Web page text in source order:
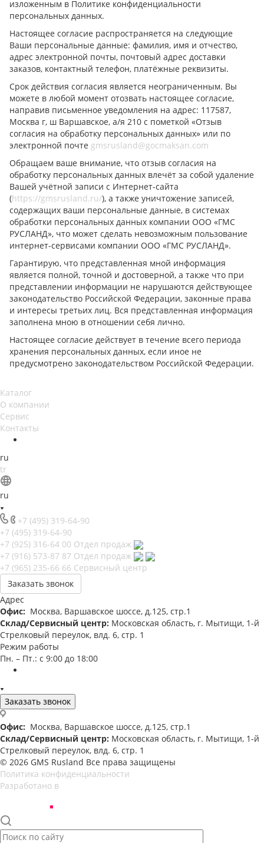
изложенным в Политике конфиденциальности
персональных данных.
Настоящее согласие распространяется на следующие
Ваши персональные данные: фамилия, имя и отчество,
адрес электронной почты, почтовый адрес доставки
заказов, контактный телефон, платёжные реквизиты.
Срок действия согласия является неограниченным. Вы
можете в любой момент отозвать настоящее согласие,
направив письменное уведомления на адрес: 117587,
Москва г, ш Варшавское, а/я 210 с пометкой «Отзыв
согласия на обработку персональных данных» или по
электронной почте gmsrusland@gocmaksan.com
Обращаем ваше внимание, что отзыв согласия на
обработку персональных данных влечёт за собой удаление
Вашей учётной записи с Интернет-сайта
(https://gmsrusland.ru/), а также уничтожение записей,
содержащих ваши персональные данные, в системах
обработки персональных данных компании ООО «ГМС
РУСЛАНД», что может сделать невозможным пользование
интернет-сервисами компании ООО «ГМС РУСЛАНД».
Гарантирую, что представленная мной информация
является полной, точной и достоверной, а также что при
представлении информации не нарушаются действующее
законодательство Российской Федерации, законные права
и интересы третьих лиц. Вся представленная информация
заполнена мною в отношении себя лично.
Настоящее согласие действует в течение всего периода
хранения персональных данных, если иное не
предусмотрено законодательством Российской Федерации.
Каталог
О компании
Сервис
Контакты
ru
tr
ru
+7 (495) 319-64-90
+7 (495) 319-64-90
+7 (925) 316-64 00 Отдел продаж
+7 (916) 573-87 87 Отдел продаж
+7 (965) 235-66 66 Сервисный центр
Заказать звонок
Адрес
Офис: Москва, Варшавское шоссе, д.125, стр.1
Склад/Сервисный центр: Московская область, г. Мытищи, 1-й
Стрелковый переулок, влд. 6, стр. 1
Режим работы
Пн. – Пт.: с 9:00 до 18:00
Заказать звонок
Офис: Москва, Варшавское шоссе, д.125, стр.1
Склад/Сервисный центр: Московская область, г. Мытищи, 1-й
Стрелковый переулок, влд. 6, стр. 1
© 2026 GMS Rusland Все права защищены
Политика конфиденциальности
Разработано в